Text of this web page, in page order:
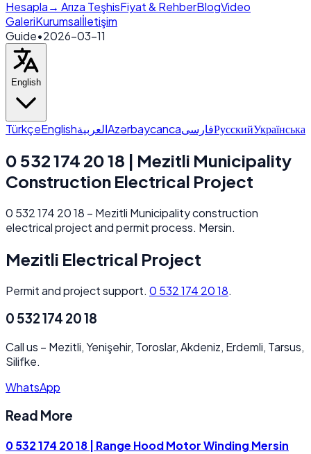
Hesapla→ Arıza TeşhisFiyat & RehberBlogVideo
GaleriKurumsalİletişim
Guide•2026-03-11
English
TürkçeEnglishالعربيةAzərbaycancaفارسیРусскийУкраїнська
0 532 174 20 18 | Mezitli Municipality
Construction Electrical Project
0 532 174 20 18 – Mezitli Municipality construction
electrical project and permit process. Mersin.
Mezitli Electrical Project
Permit and project support. 0 532 174 20 18.
0 532 174 20 18
Call us – Mezitli, Yenişehir, Toroslar, Akdeniz, Erdemli, Tarsus,
Silifke.
WhatsApp
Read More
0 532 174 20 18 | Range Hood Motor Winding Mersin